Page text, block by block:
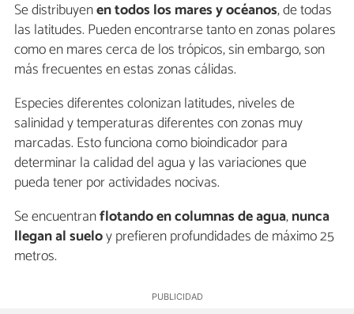
Se distribuyenen todos los mares y océanos, de todas
las latitudes. Pueden encontrarse tanto en zonas polares
como en mares cerca de los trópicos, sin embargo, son
más frecuentes en estas zonas cálidas.
Especies diferentes colonizan latitudes, niveles de
salinidad y temperaturas diferentes con zonas muy
marcadas. Esto funciona como bioindicador para
determinar la calidad del agua y las variaciones que
pueda tener por actividades nocivas.
Se encuentranflotando en columnas de agua,nunca
llegan al sueloy prefieren profundidades de máximo 25
metros.